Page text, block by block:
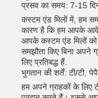
प्रसव का समय: 7-15
कस्टम एंड मिलों में, हम
कारण है कि हम आपके
आपके कस्टम एंड मिलों को
समझौता किए बिना अपने
लिए प्रतिबद्ध हैं.
भुगतान की शर्तें: टी/टी,
हम अपने ग्राहकों के लिए